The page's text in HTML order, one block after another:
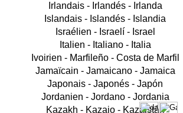
Irlandais - Irlandés - Irlanda
Islandais - Islandés - Islandia
Israélien - Israelí - Israel
Italien - Italiano - Italia
Ivoirien - Marfileño - Costa de Marfil
Jamaïcain - Jamaicano - Jamaica
Japonais - Japonés - Japón
Jordanien - Jordano - Jordania
Kazakh - Kazajo - Kazajstán